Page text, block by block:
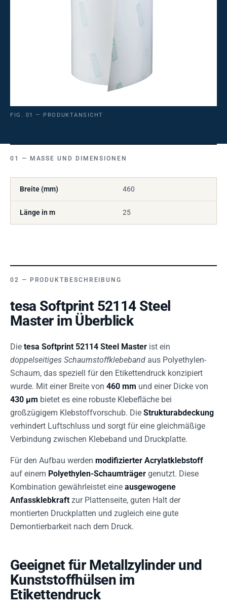
FIG. 01 — PRODUKTANSICHT
MASSE UND DIMENSIONEN
Breite (mm) 460
Länge in m 25
PRODUKTBESCHREIBUNG
tesa Softprint 52114 Steel
Master im Überblick
Die tesa Softprint 52114 Steel Master ist ein
doppelseitiges Schaumstoffklebeband aus Polyethylen-
Schaum, das speziell für den Etikettendruck konzipiert
wurde. Mit einer Breite von 460 mm und einer Dicke von
430 µm bietet es eine robuste Klebefläche bei
großzügigem Klebstoffvorschub. Die Strukturabdeckung
verhindert Luftschluss und sorgt für eine gleichmäßige
Verbindung zwischen Klebeband und Druckplatte.
Für den Aufbau werden modifizierter Acrylatklebstoff
auf einem Polyethylen-Schaumträger genutzt. Diese
Kombination gewährleistet eine ausgewogene
Anfassklebkraft zur Plattenseite, guten Halt der
montierten Druckplatten und zugleich eine gute
Demontierbarkeit nach dem Druck.
Geeignet für Metallzylinder und
Kunststoffhülsen im
Etikettendruck